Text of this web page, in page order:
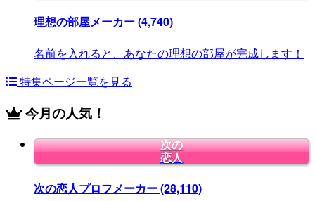
理想の部屋メーカー(4,740)
名前を入れると、あなたの理想の部屋が完成します！
特集ページ一覧を見る
今月の人気！
次の
恋人
次の恋人プロフメーカー(28,110)